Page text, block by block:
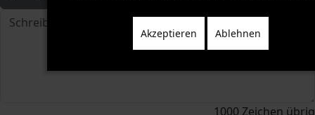
1000 Zeichen übrig
Akzeptieren Ablehnen